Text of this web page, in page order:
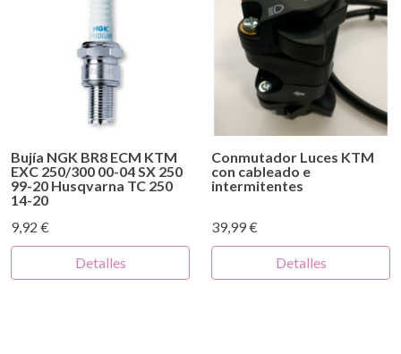
Bujía NGK BR8 ECM KTM
EXC 250/300 00-04 SX 250
99-20 Husqvarna TC 250
14-20
9,92 €
Detalles
Conmutador Luces KTM
con cableado e
intermitentes
39,99 €
Detalles